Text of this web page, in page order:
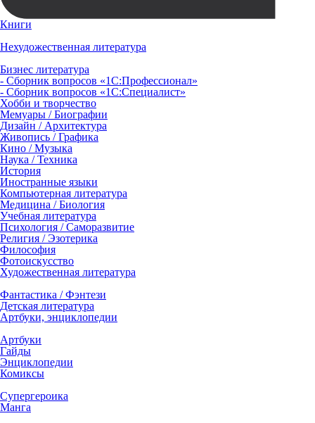
Книги
Нехудожественная литература
Бизнес литература
- Сборник вопросов «1С:Профессионал»
- Сборник вопросов «1С:Специалист»
Хобби и творчество
Мемуары / Биографии
Дизайн / Архитектура
Живопись / Графика
Кино / Музыка
Наука / Техника
История
Иностранные языки
Компьютерная литература
Медицина / Биология
Учебная литература
Психология / Саморазвитие
Религия / Эзотерика
Философия
Фотоискусство
Художественная литература
Фантастика / Фэнтези
Детская литература
Артбуки, энциклопедии
Артбуки
Гайды
Энциклопедии
Комиксы
Супергероика
Манга